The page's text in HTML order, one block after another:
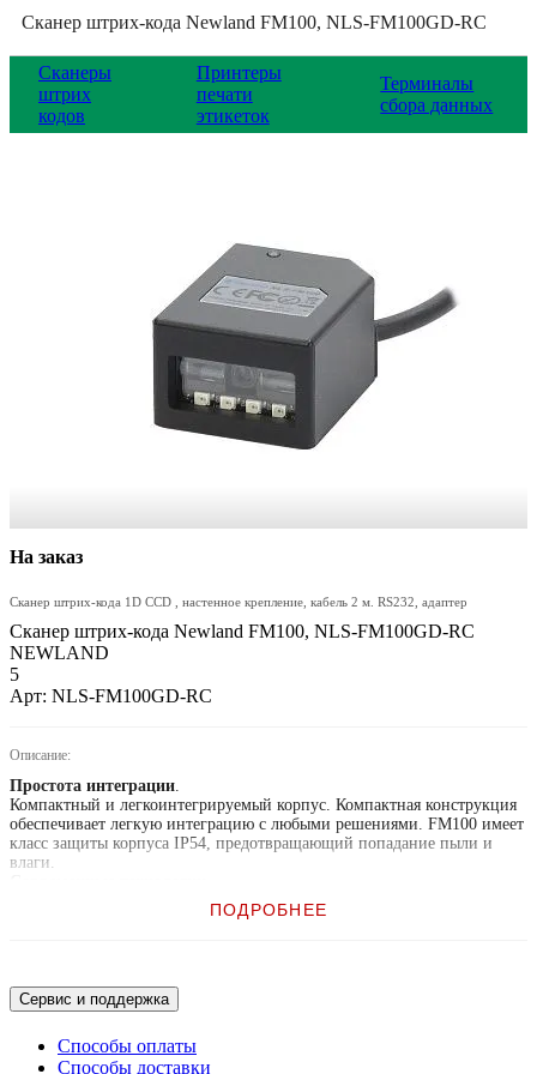
Сканер штрих-кода Newland FM100, NLS-FM100GD-RC
Сканеры
штрих
кодов
Принтеры
печати
этикеток
Терминалы
сбора данных
На заказ
Сканер штрих-кода 1D CCD , настенное крепление, кабель 2 м. RS232, адаптер
Сканер штрих-кода Newland FM100, NLS-FM100GD-RC
NEWLAND
5
Арт: NLS-FM100GD-RC
Описание:
Простота интеграции.
Компактный и легкоинтегрируемый корпус. Компактная конструкция
обеспечивает легкую интеграцию с любыми решениями. FM100 имеет
класс защиты корпуса IP54, предотвращающий попадание пыли и
влаги.
Оснащен базовой технологией UIMG, которая была независимо
разработана и изготовлена Newland Auto-ID. Технология UIMG
кодов. В то время как его производительность считывания достигает и
превышает показатели устройств других мировых производителей. С
помощью прилагаемых принадлежностей, пользователь может
идеально подстроить сканер под требуемое применение.
ПОДРОБНЕЕ
Сервис и поддержка
Способы оплаты
Способы доставки